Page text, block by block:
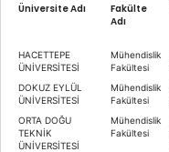
Üniversite Adı
Fakülte
Adı
HACETTEPE
ÜNİVERSİTESİ
Mühendislik
Fakültesi
DOKUZ EYLÜL
ÜNİVERSİTESİ
Mühendislik
Fakültesi
ORTA DOĞU
TEKNİK
ÜNİVERSİTESİ
Mühendislik
Fakültesi